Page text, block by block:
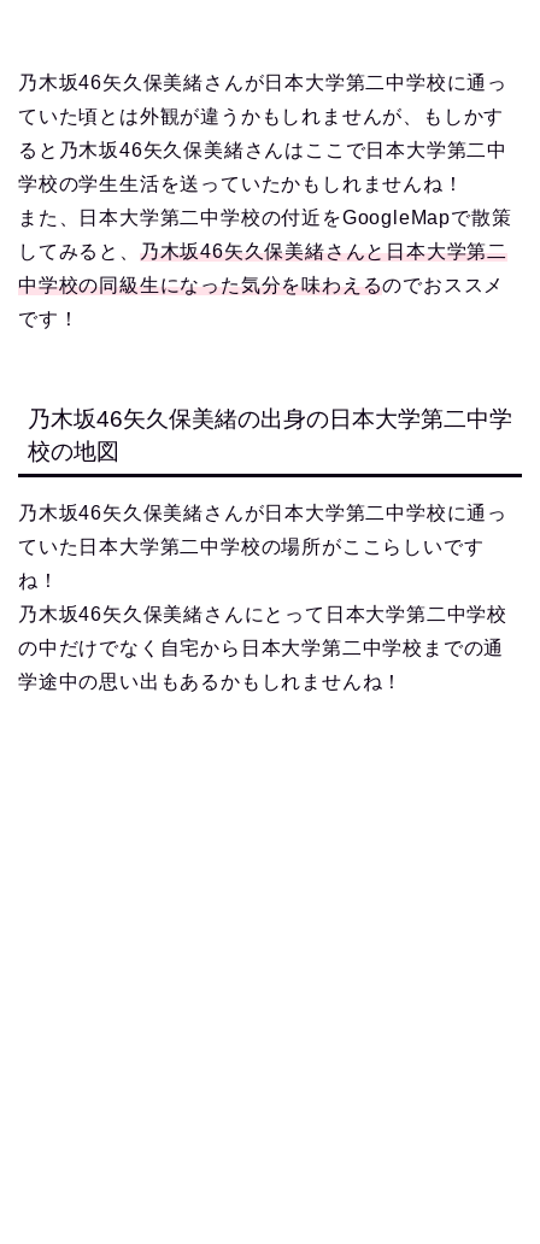
乃木坂46矢久保美緒さんが日本大学第二中学校に通っ
ていた頃とは外観が違うかもしれませんが、もしかす
ると乃木坂46矢久保美緒さんはここで日本大学第二中
学校の学生生活を送っていたかもしれませんね！
また、日本大学第二中学校の付近をGoogleMapで散策
してみると、 乃木坂46矢久保美緒さんと日本大学第二
中学校の同級生になった気分を味わえるのでおススメ
です！
乃木坂46矢久保美緒の出身の日本大学第二中学
校の地図
乃木坂46矢久保美緒さんが日本大学第二中学校に通っ
ていた日本大学第二中学校の場所がここらしいです
ね！
乃木坂46矢久保美緒さんにとって日本大学第二中学校
の中だけでなく自宅から日本大学第二中学校までの通
学途中の思い出もあるかもしれませんね！